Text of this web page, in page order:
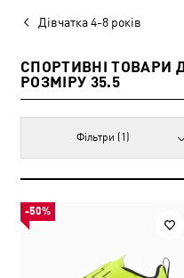
Дівчатка 4-8 років
СПОРТИВНІ ТОВАРИ
РОЗМІРУ 35.5
Фільтри (1)
-50%